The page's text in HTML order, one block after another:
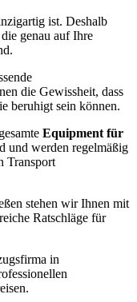
ist. Deshalb
die genau auf Ihre
die Gewissheit, dass
beruhigt sein können.
Equipment für
und werden regelmäßig
Transport
stehen wir Ihnen mit
Ratschläge für
in